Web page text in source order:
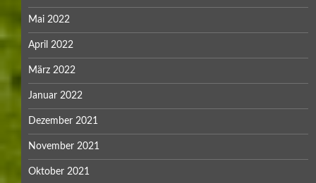
Mai 2022
April 2022
März 2022
Januar 2022
Dezember 2021
November 2021
Oktober 2021